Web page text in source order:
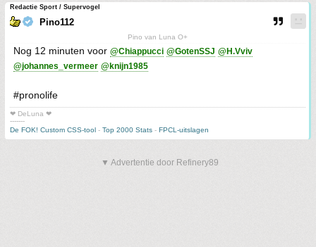
Redactie Sport / Supervogel
Pino112
Pino van Luna O+
Nog 12 minuten voor @Chiappucci @GotenSSJ @H.Vviv
@johannes_vermeer @knijn1985
#pronolife
❤ DeLuna ❤
-------
De FOK! Custom CSS-tool - Top 2000 Stats - FPCL-uitslagen
▼ Advertentie door Refinery89